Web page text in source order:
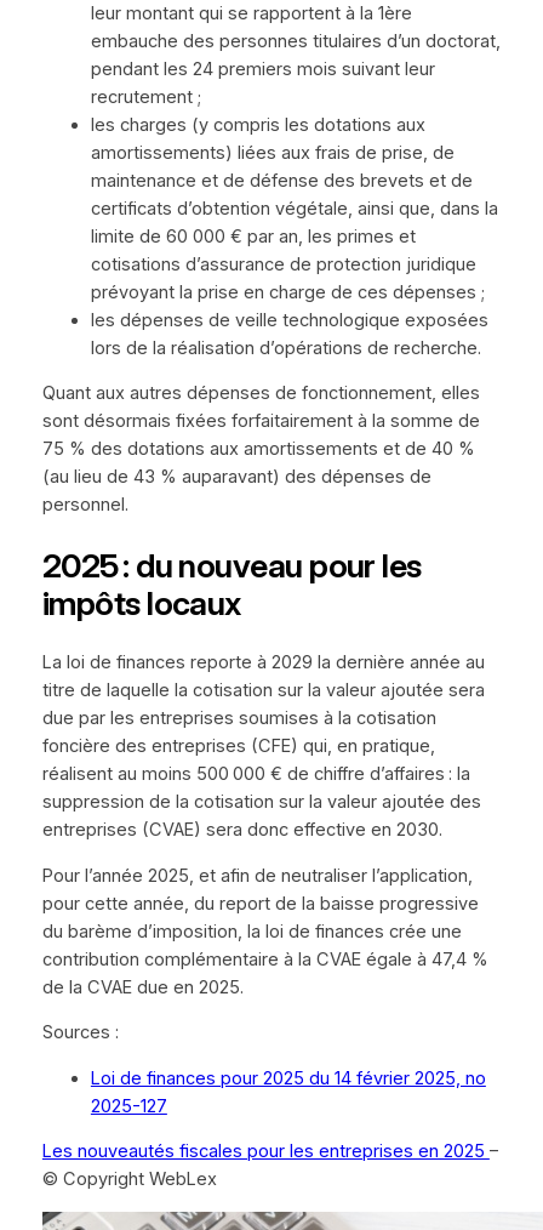
leur montant qui se rapportent à la 1ère
embauche des personnes titulaires d’un doctorat,
pendant les 24 premiers mois suivant leur
recrutement ;
les charges (y compris les dotations aux
amortissements) liées aux frais de prise, de
maintenance et de défense des brevets et de
certificats d’obtention végétale, ainsi que, dans la
limite de 60 000 € par an, les primes et
cotisations d’assurance de protection juridique
prévoyant la prise en charge de ces dépenses ;
les dépenses de veille technologique exposées
lors de la réalisation d’opérations de recherche.
Quant aux autres dépenses de fonctionnement, elles
sont désormais fixées forfaitairement à la somme de
75 % des dotations aux amortissements et de 40 %
(au lieu de 43 % auparavant) des dépenses de
personnel.
2025 : du nouveau pour les
impôts locaux
La loi de finances reporte à 2029 la dernière année au
titre de laquelle la cotisation sur la valeur ajoutée sera
due par les entreprises soumises à la cotisation
foncière des entreprises (CFE) qui, en pratique,
réalisent au moins 500 000 € de chiffre d’affaires : la
suppression de la cotisation sur la valeur ajoutée des
entreprises (CVAE) sera donc effective en 2030.
Pour l’année 2025, et afin de neutraliser l’application,
pour cette année, du report de la baisse progressive
du barème d’imposition, la loi de finances crée une
contribution complémentaire à la CVAE égale à 47,4 %
de la CVAE due en 2025.
Sources :
Loi de finances pour 2025 du 14 février 2025, no
2025-127
Les nouveautés fiscales pour les entreprises en 2025 –
© Copyright WebLex